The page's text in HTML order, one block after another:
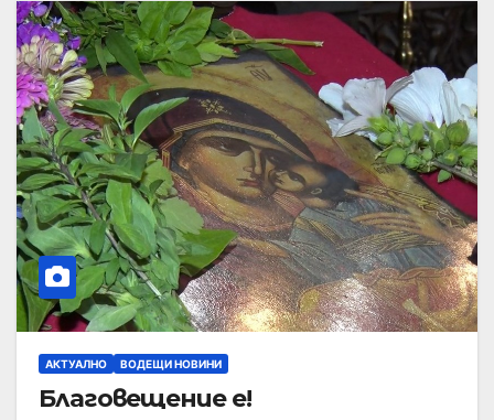
АКТУАЛНО ВОДЕЩИ НОВИНИ
Благовещение е!